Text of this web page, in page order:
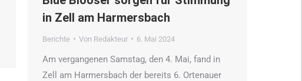
in Zell am Harmersbach
Berichte Von Redakteur 6. Mai 2024
Am vergangenen Samstag, den 4. Mai, fand in
Zell am Harmersbach der bereits 6. Ortenauer